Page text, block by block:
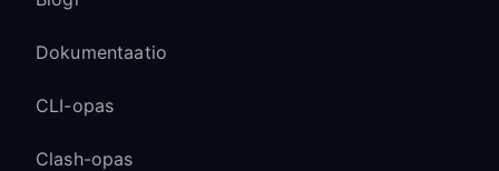
Dokumentaatio
CLI-opas
Clash-opas